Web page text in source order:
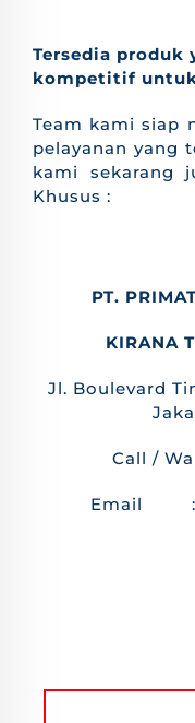
Tersedia produk
kompetitif
Team kami siap
pelayanan yang
kami sekarang
Khusus :
PT.
KIRANA
Jl. Boulevard
Call /
Email :